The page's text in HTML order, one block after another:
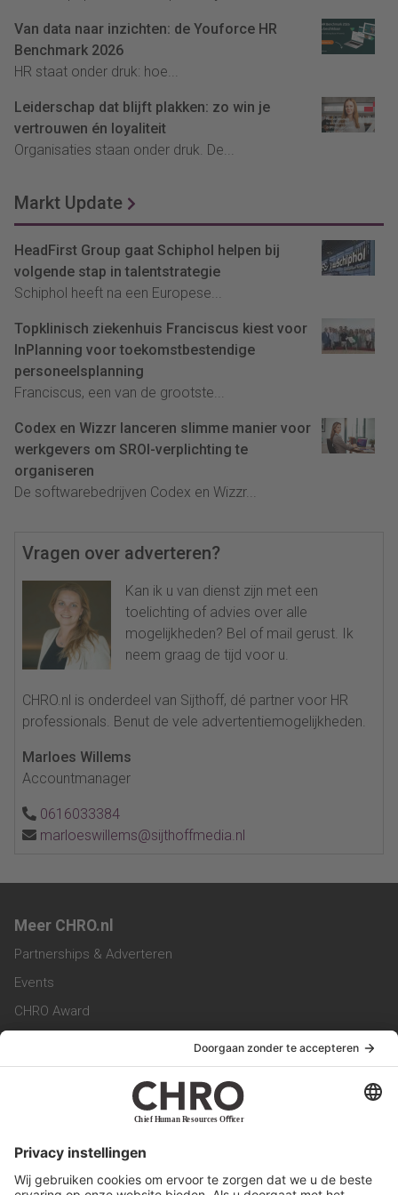
Van data naar inzichten: de Youforce HR
Benchmark 2026
HR staat onder druk: hoe...
Leiderschap dat blijft plakken: zo win je
vertrouwen én loyaliteit
Organisaties staan onder druk. De...
Markt Update
HeadFirst Group gaat Schiphol helpen bij
volgende stap in talentstrategie
Schiphol heeft na een Europese...
Topklinisch ziekenhuis Franciscus kiest voor
InPlanning voor toekomstbestendige
personeelsplanning
Franciscus, een van de grootste...
Codex en Wizzr lanceren slimme manier voor
werkgevers om SROI-verplichting te
organiseren
De softwarebedrijven Codex en Wizzr...
Vragen over adverteren?
Kan ik u van dienst zijn met een
toelichting of advies over alle
mogelijkheden? Bel of mail gerust. Ik
neem graag de tijd voor u.
CHRO.nl is onderdeel van Sijthoff, dé partner voor HR
professionals. Benut de vele advertentiemogelijkheden.
Marloes Willems
Accountmanager
0616033384
marloeswillems@sijthoffmedia.nl
Meer CHRO.nl
Partnerships & Adverteren
Events
CHRO Award
CHRO Magazine
Service & Contact
Werken bij ons
Privacy Statement